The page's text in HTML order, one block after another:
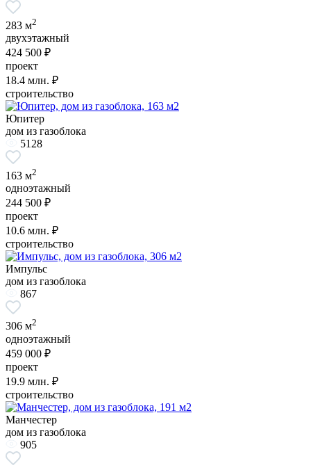
283 м2
двухэтажный
424 500 ₽
проект
18.4 млн. ₽
строительство
Юпитер
дом из газоблока
5128
163 м2
одноэтажный
244 500 ₽
проект
10.6 млн. ₽
строительство
Импульс
дом из газоблока
867
306 м2
одноэтажный
459 000 ₽
проект
19.9 млн. ₽
строительство
Манчестер
дом из газоблока
905